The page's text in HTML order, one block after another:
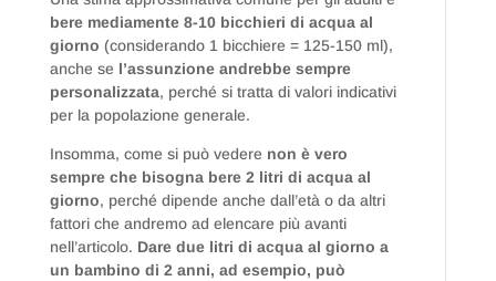
bere mediamente 8-10 bicchieri di acqua al
giorno (considerando 1 bicchiere = 125-150 ml),
anche se l’assunzione andrebbe sempre
personalizzata, perché si tratta di valori indicativi
per la popolazione generale.
Insomma, come si può vedere non è vero
sempre che bisogna bere 2 litri di acqua al
giorno, perché dipende anche dall’età o da altri
fattori che andremo ad elencare più avanti
nell’articolo. Dare due litri di acqua al giorno a
un bambino di 2 anni, ad esempio, può